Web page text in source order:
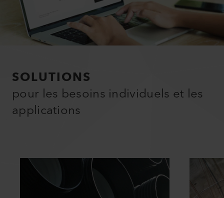
SOLUTIONS
pour les besoins individuels et les
applications